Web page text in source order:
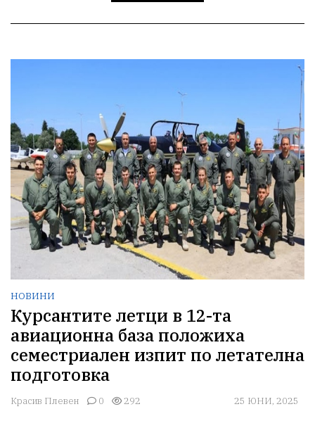
НОВИНИ
Курсантите летци в 12-та
авиационна база положиха
семестриален изпит по летателна
подготовка
Красив Плевен 0 292 25 ЮНИ, 2025